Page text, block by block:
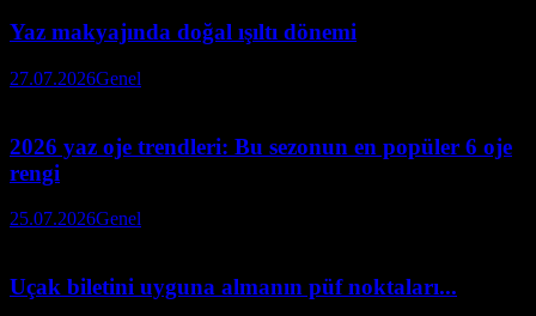
Yaz makyajında doğal ışıltı dönemi
27.07.2026Genel
2026 yaz oje trendleri: Bu sezonun en popüler 6 oje
rengi
25.07.2026Genel
Uçak biletini uyguna almanın püf noktaları...